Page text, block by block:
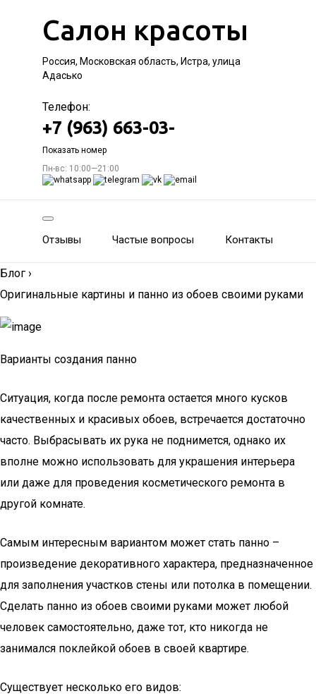
Салон красоты
Россия, Московская область, Истра, улица
Адасько
Телефон:
+7 (963) 663-03-
Показать номер
Пн-вс: 10:00—21:00
Отзывы Частые вопросы Контакты
Блог ›
Оригинальные картины и панно из обоев своими руками
Варианты создания панно
Ситуация, когда после ремонта остается много кусков
качественных и красивых обоев, встречается достаточно
часто. Выбрасывать их рука не поднимется, однако их
вполне можно использовать для украшения интерьера
или даже для проведения косметического ремонта в
другой комнате.
Самым интересным вариантом может стать панно –
произведение декоративного характера, предназначенное
для заполнения участков стены или потолка в помещении.
Сделать панно из обоев своими руками может любой
человек самостоятельно, даже тот, кто никогда не
занимался поклейкой обоев в своей квартире.
Существует несколько его видов: